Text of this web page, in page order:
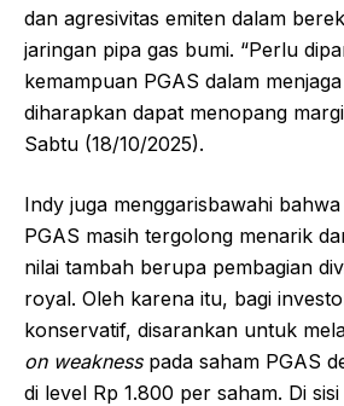
dan agresivitas emiten dalam
jaringan pipa gas bumi. “Perlu
kemampuan PGAS dalam
diharapkan dapat menopang
Sabtu (18/10/2025).
Indy juga menggarisbawahi
PGAS masih tergolong menarik
nilai tambah berupa pembagian
royal. Oleh karena itu, bagi
konservatif, disarankan untuk
on weaknesspada saham PGAS
di level Rp 1.800 per saham. Di